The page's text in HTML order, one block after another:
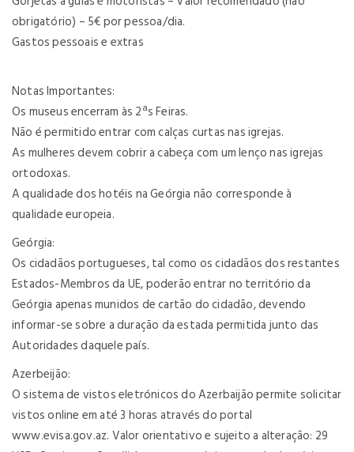
obrigatório) – 5€ por pessoa/dia.
Gastos pessoais e extras
Notas Importantes:
Os museus encerram às 2ªs Feiras.
Não é permitido entrar com calças curtas nas igrejas.
As mulheres devem cobrir a cabeça com um lenço nas igrejas
ortodoxas.
A qualidade dos hotéis na Geórgia não corresponde à
qualidade europeia.
Geórgia:
Os cidadãos portugueses, tal como os cidadãos dos restantes
Estados-Membros da UE, poderão entrar no território da
Geórgia apenas munidos de cartão do cidadão, devendo
informar-se sobre a duração da estada permitida junto das
Autoridades daquele país.
Azerbeijão:
O sistema de vistos eletrónicos do Azerbaijão permite solicitar
vistos online em até 3 horas através do portal
www.evisa.gov.az. Valor orientativo e sujeito a alteração: 29